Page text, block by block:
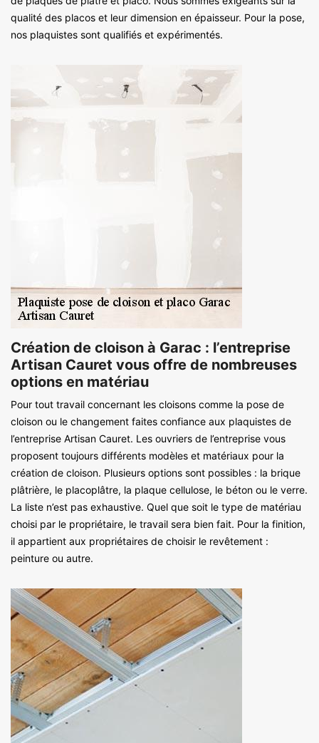
qualité des placos et leur dimension en épaisseur. Pour la pose,
nos plaquistes sont qualifiés et expérimentés.
Création de cloison à Garac : l’entreprise
Artisan Cauret vous offre de nombreuses
options en matériau
Pour tout travail concernant les cloisons comme la pose de
cloison ou le changement faites confiance aux plaquistes de
l’entreprise Artisan Cauret. Les ouvriers de l’entreprise vous
proposent toujours différents modèles et matériaux pour la
création de cloison. Plusieurs options sont possibles : la brique
plâtrière, le placoplâtre, la plaque cellulose, le béton ou le verre.
La liste n’est pas exhaustive. Quel que soit le type de matériau
choisi par le propriétaire, le travail sera bien fait. Pour la finition,
il appartient aux propriétaires de choisir le revêtement :
peinture ou autre.